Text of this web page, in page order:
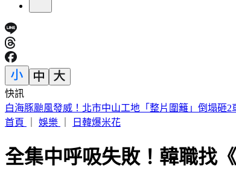
快訊
白海豚颱風發威！北市中山工地「整片圍籬」倒塌砸2
首頁
娛樂 日韓爆米花
全集中呼吸失敗！韓職找